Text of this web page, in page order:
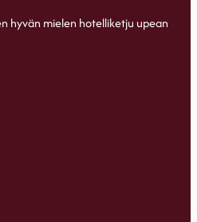
hyvän mielen hotelliketju upean